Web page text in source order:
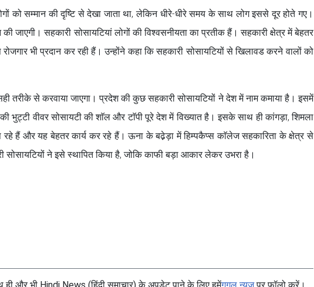
को सम्मान की दृष्टि से देखा जाता था, लेकिन धीरे-धीरे समय के साथ लोग इससे दूर होते गए।
जाएगी। सहकारी सोसायटियां लोगों की विश्वसनीयता का प्रतीक हैं। सहकारी क्षेत्र में बेहतर
भी प्रदान कर रही हैं। उन्होंने कहा कि सहकारी सोसायटियों से खिलावड करने वालों को
तरीके से करवाया जाएगा। प्रदेश की कुछ सहकारी सोसायटियों ने देश में नाम कमाया है। इसमें
भुट्टी वीवर सोसायटी की शाॅल और टाॅपी पूरे देश में विख्यात है। इसके साथ ही कांगड़ा, शिमला
रहे हैं और यह बेहतर कार्य कर रहे हैं। ऊना के बढे़ड़ा में हिम्पकैप्स काॅलेज सहकारिता के क्षेत्र से
सोसायटियों ने इसे स्थापित किया है, जोकि काफी बड़ा आकार लेकर उभरा है।